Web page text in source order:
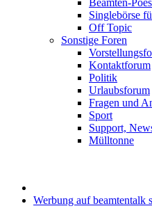
Beamten-
Singlebörse
Off Topic
Sonstige Foren
Kontaktforum
Politik
Urlaubsforum
Fragen und
Sport
Support,
Mülltonne
Werbung auf beamtentalk